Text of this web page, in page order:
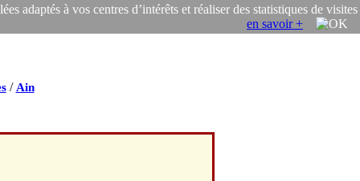
adaptés à vos centres d’intérêts et réaliser des statistiques de visites
en savoir +
/ Ain